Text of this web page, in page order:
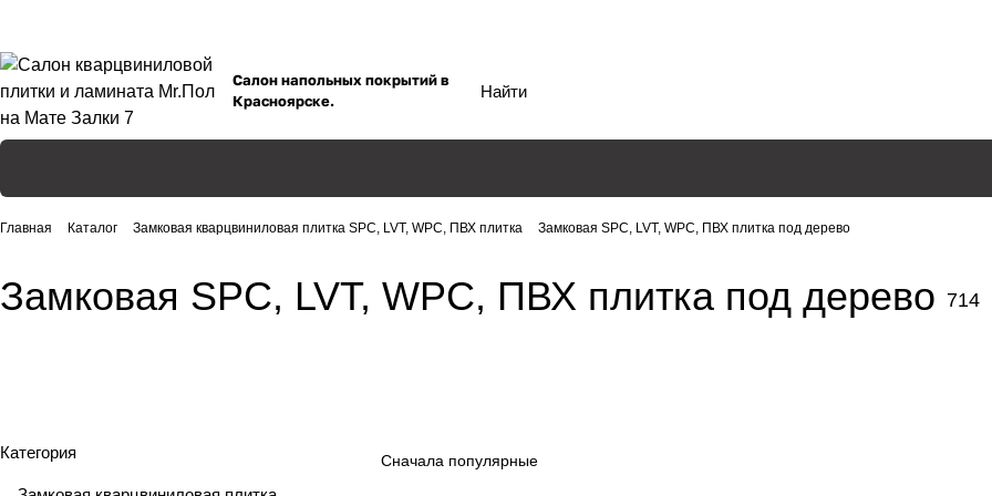
Салон напольных покрытий в
Красноярске.
Главная Каталог Замковая кварцвиниловая плитка SPC, LVT, WPC, ПВХ плитка Замковая SPC, LVT, WPC, ПВХ плитка под дерево
Замковая SPC, LVT, WPC, ПВХ плитка под дерево 714
FARGO ALPINE FLOOR ABERHOF VINILAM
ADELAR
Сначала популярные
Категория